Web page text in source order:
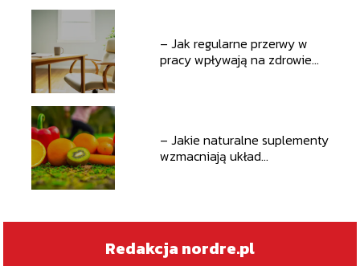
– Jak regularne przerwy w
pracy wpływają na zdrowie
– Jakie naturalne suplementy
wzmacniają układ
Redakcja nordre.pl